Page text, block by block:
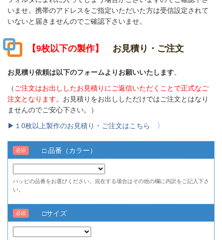
いませ。携帯のアドレスをご指定いただいた方は受信設定されて
いないと届きませんのでご確認下さいませ。
【9枚以下の製作】 お見積り・ご注文
お見積り依頼は以下のフォームよりお願いいたします。
（ ご注文はお出ししたお見積りにご返信いただくことで正式なご
注文となります。 お見積りをお出ししただけではご注文とはなり
ませんのでご安心下さい。）
▶１0枚以上製作のお見積り・ご注文はこちら 〉
□ 品番（カラー）
必須
ハッピの品番をお選びください。混在する場合はその他の欄に内訳をご記入下さ
い。
□サイズ
必須